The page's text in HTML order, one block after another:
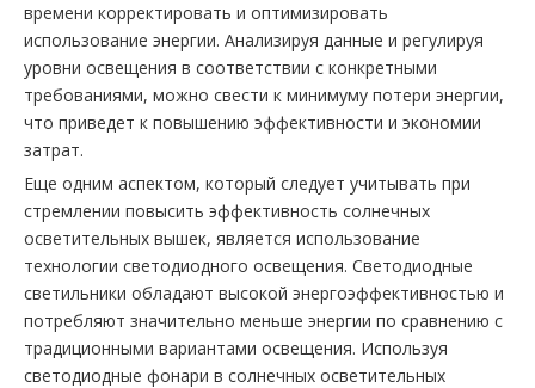
времени корректировать и оптимизировать
использование энергии. Анализируя данные и регулируя
уровни освещения в соответствии с конкретными
требованиями, можно свести к минимуму потери энергии,
что приведет к повышению эффективности и экономии
затрат.
Еще одним аспектом, который следует учитывать при
стремлении повысить эффективность солнечных
осветительных вышек, является использование
технологии светодиодного освещения. Светодиодные
светильники обладают высокой энергоэффективностью и
потребляют значительно меньше энергии по сравнению с
традиционными вариантами освещения. Используя
светодиодные фонари в солнечных осветительных